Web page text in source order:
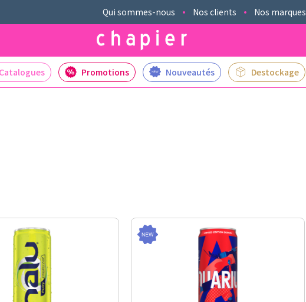
Qui sommes-nous Nos clients Nos marques
Catalogues Promotions Nouveautés Destockage